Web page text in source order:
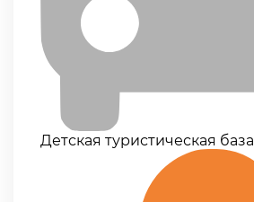
Детская туристическая база